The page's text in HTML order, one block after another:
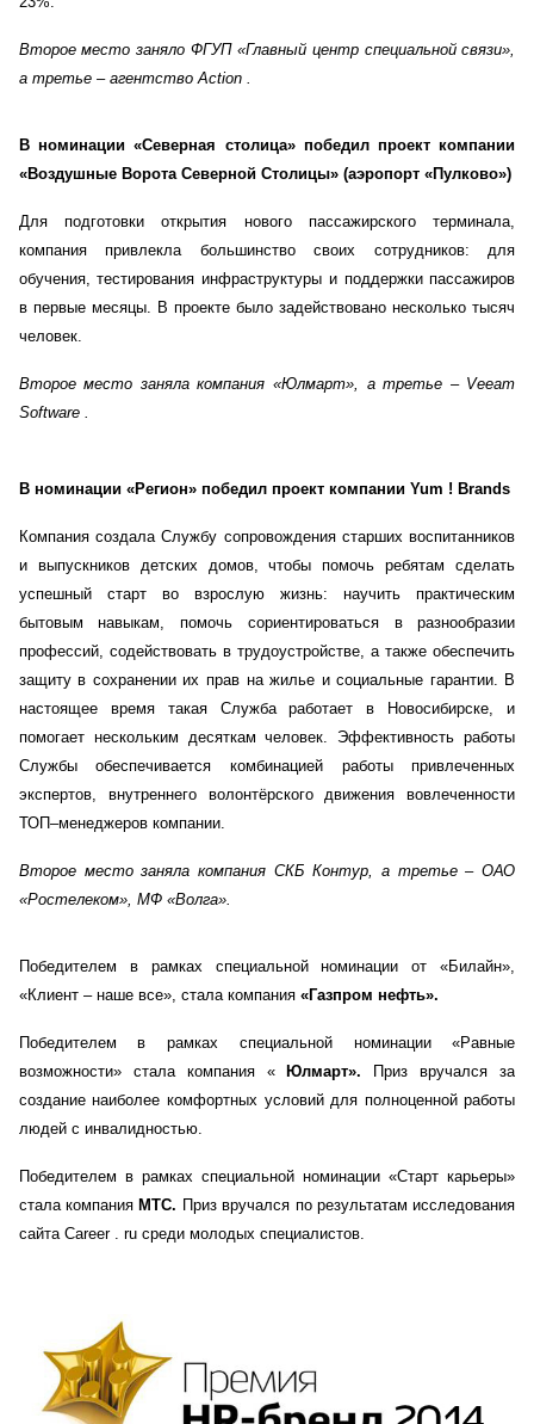
Второе место заняло ФГУП «Главный центр специальной связи»,
а третье – агентствоAction .
В номинации «Северная столица» победил проект компании
«Воздушные Ворота Северной Столицы» (аэропорт «Пулково»)
Для подготовки открытия нового пассажирского терминала,
компания привлекла большинство своих сотрудников: для
обучения, тестирования инфраструктуры и поддержки пассажиров
в первые месяцы. В проекте было задействовано несколько тысяч
человек.
Второе место заняла компания «Юлмарт», а третье – Veeam
Software .
В номинации «Регион» победил проект компании Yum ! Brands
Компания создала Службу сопровождения старших воспитанников
и выпускников детских домов, чтобы помочь ребятам сделать
успешный старт во взрослую жизнь: научить практическим
бытовым навыкам, помочь сориентироваться в разнообразии
профессий, содействовать в трудоустройстве, а также обеспечить
защиту в сохранении их прав на жилье и социальные гарантии. В
настоящее время такая Служба работает в Новосибирске, и
помогает нескольким десяткам человек. Эффективность работы
Службы обеспечивается комбинацией работы привлеченных
экспертов, внутреннего волонтёрского движения вовлеченности
ТОП–менеджеров компании.
Второе место заняла компания СКБ Контур, а третье – ОАО
«Ростелеком», МФ «Волга».
Победителем в рамках специальной номинации от «Билайн»,
«Клиент – наше все», стала компания «Газпром нефть».
Победителем в рамках специальной номинации «Равные
возможности» стала компания « Юлмарт».
Приз вручался за
создание наиболее комфортных условий для полноценной работы
людей с инвалидностью.
Победителем в рамках специальной номинации «Старт карьеры»
стала компания МТС. Приз вручался по результатам исследования
сайта Career . ru среди молодых специалистов.